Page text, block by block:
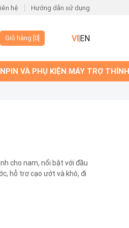
hệ Hướng dẫn sử dụng
Giỏ hàng [ 0] VIEN
PIN VÀ PHỤ KIỆN MÁY TRỢ THÍNH
cho nam, nổi bật với đầu
hỗ trợ cạo ướt và khô, đi